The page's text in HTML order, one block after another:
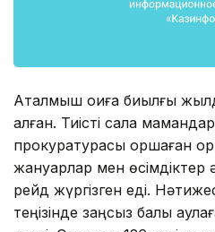
Аталмыш оқиға биылғы
алған. Тиісті сала
прокуратурасы қоршаған
жануарлар мен өсімдіктер
рейд жүргізген еді.
теңізінде заңсыз балық